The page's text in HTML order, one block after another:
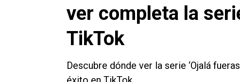
ver completa la
TikTok
Descubre dónde ver la serie ‘Ojalá